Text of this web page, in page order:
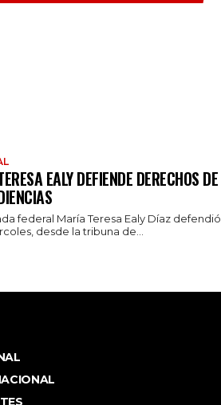
EALY DEFIENDE DERECHOS DE
federal María Teresa Ealy Díaz defendió
desde la tribuna de...